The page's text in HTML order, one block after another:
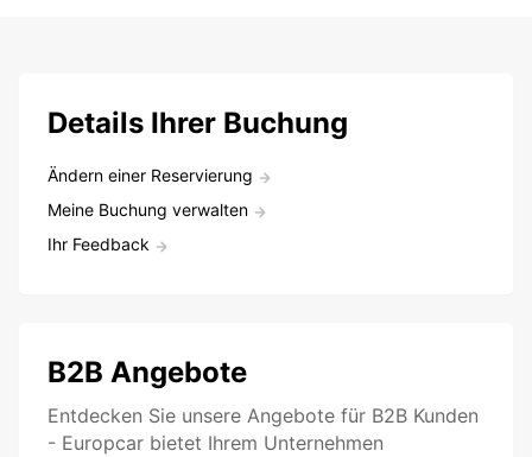
Details Ihrer Buchung
Ändern einer Reservierung
Meine Buchung verwalten
Ihr Feedback
B2B Angebote
Entdecken Sie unsere Angebote für B2B Kunden
- Europcar bietet Ihrem Unternehmen